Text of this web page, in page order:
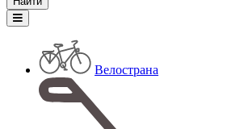
Велострана